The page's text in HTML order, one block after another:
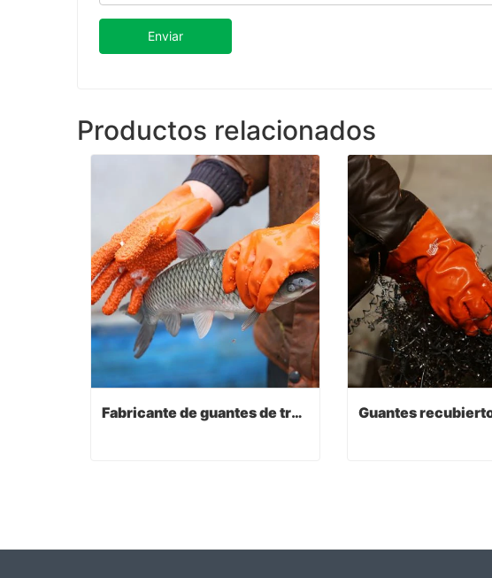
Enviar
Productos relacionados
Fabricante de guantes de trabajo